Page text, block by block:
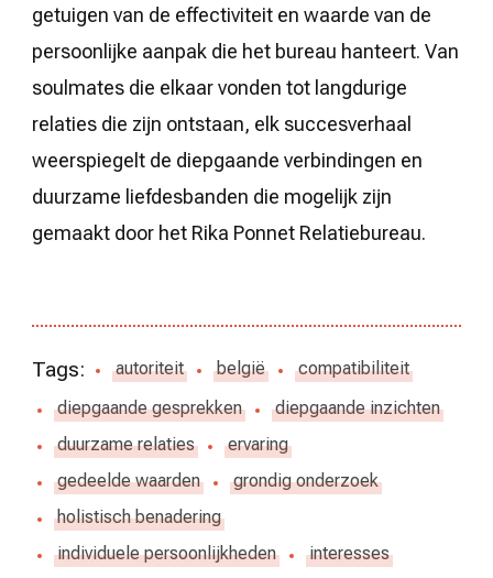
getuigen van de effectiviteit en waarde van de
persoonlijke aanpak die het bureau hanteert. Van
soulmates die elkaar vonden tot langdurige
relaties die zijn ontstaan, elk succesverhaal
weerspiegelt de diepgaande verbindingen en
duurzame liefdesbanden die mogelijk zijn
gemaakt door het Rika Ponnet Relatiebureau.
Tags: autoriteit belgië
compatibiliteit
diepgaande gesprekken
diepgaande inzichten
duurzame relaties
ervaring
gedeelde waarden
grondig onderzoek
holistisch benadering
individuele persoonlijkheden
interesses